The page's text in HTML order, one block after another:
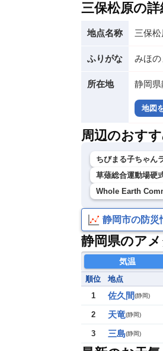
三保松原の詳
地点名称 三保
ふりがな みほの
所在地 静岡
地図
周辺のおす
ちびまる子ちゃん
草薙総合運動場硬
Whole Earth
静岡市の防災
静岡県のア
気温
順位 地点
1
佐久間(静岡)
2 天竜(静岡)
3 三島(静岡)